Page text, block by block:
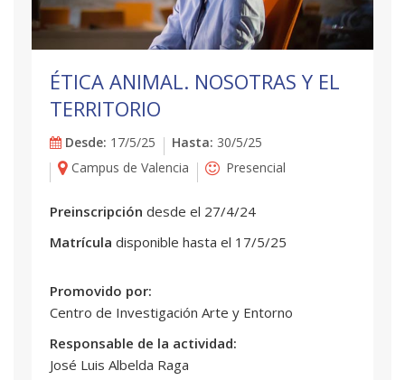
ÉTICA ANIMAL. NOSOTRAS Y EL
TERRITORIO
Desde: 17/5/25 Hasta: 30/5/25
Campus de Valencia
Presencial
Preinscripción desde el 27/4/24
Matrícula disponible hasta el 17/5/25
Promovido por:
Centro de Investigación Arte y Entorno
Responsable de la actividad:
José Luis Albelda Raga